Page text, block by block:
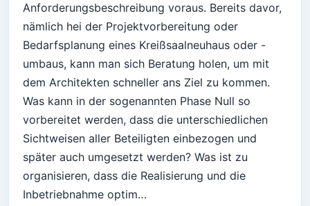
Anforderungsbeschreibung voraus. Bereits davor,
nämlich hei der Projektvorbereitung oder
Bedarfsplanung eines Kreißsaalneuhaus oder -
umbaus, kann man sich Beratung holen, um mit
dem Architekten schneller ans Ziel zu kommen.
Was kann in der sogenannten Phase Null so
vorbereitet werden, dass die unterschiedlichen
Sichtweisen aller Beteiligten einbezogen und
später auch umgesetzt werden? Was ist zu
organisieren, dass die Realisierung und die
Inbetriebnahme optim…